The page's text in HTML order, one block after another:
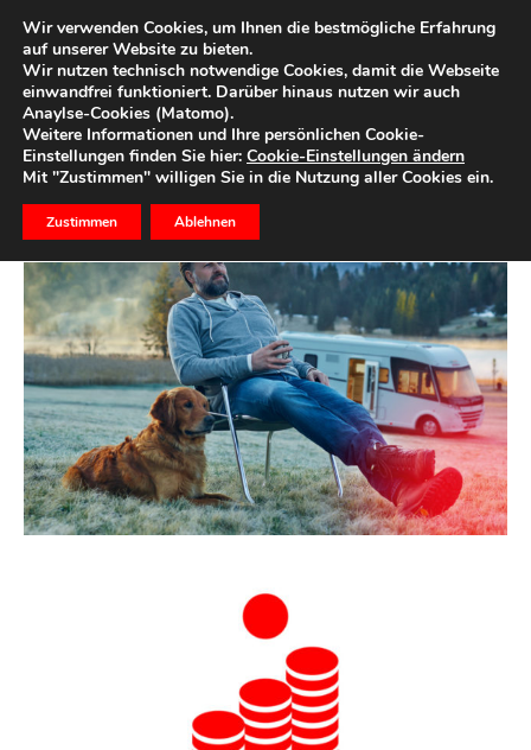
Start Ihr Geld
Fondsmythen 2/3
19. April 2017
Wir verwenden Cookies, um Ihnen die bestmögliche Erfahrung
auf unserer Website zu bieten.
Wir nutzen technisch notwendige Cookies, damit die Webseite
einwandfrei funktioniert. Darüber hinaus nutzen wir auch
Anaylse-Cookies (Matomo).
Weitere Informationen und Ihre persönlichen Cookie-
Einstellungen finden Sie hier: Cookie-Einstellungen ändern
Mit "Zustimmen" willigen Sie in die Nutzung aller Cookies ein.
Zustimmen Ablehnen